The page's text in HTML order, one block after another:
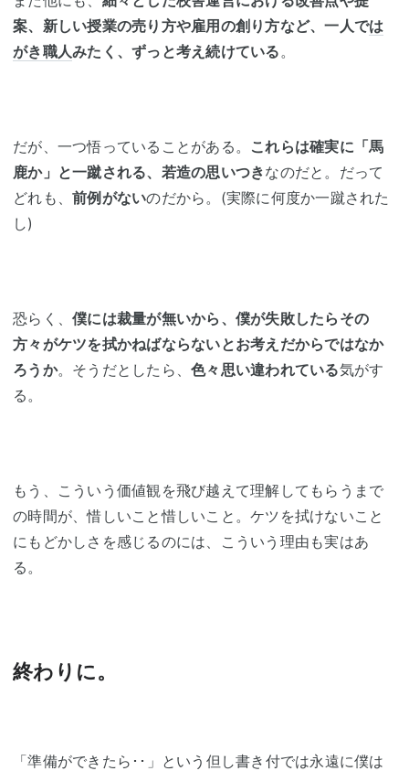
案、新しい授業の売り方や雇用の創り方など、一人では
がき職人みたく、ずっと考え続けている。
だが、一つ悟っていることがある。 これらは確実に「馬
鹿か」と一蹴される、若造の思いつきなのだと。だって
どれも、 前例がないのだから。(実際に何度か一蹴された
し)
恐らく、 僕には裁量が無いから、僕が失敗したらその
方々がケツを拭かねばならないとお考えだからではなか
ろうか。そうだとしたら、 色々思い違われている気がす
る。
もう、こういう価値観を飛び越えて理解してもらうまで
の時間が、惜しいこと惜しいこと。ケツを拭けないこと
にもどかしさを感じるのには、こういう理由も実はあ
る。
終わりに。
「準備ができたら･･」という但し書き付では永遠に僕は